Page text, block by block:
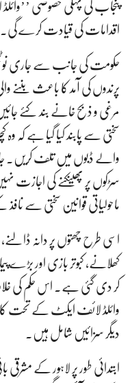
پنجاب کی پہلی خصوصی
اقدامات کی قیادت کرے گی۔
حکومت کی جانب سے جاری
پرندوں کی آمد کا باعث بننے
مرغی و ذبح خانے بند کئے
سختی سے پابند کیا گیا ہے کہ
والے ڈبوں میں تلف کریں۔
سڑکوں پر پھینکنے کی اجازت
ماحولیاتی قوانین سختی سے
اسی طرح چھتوں پر دانہ
کھلانے، کبوتر بازی اور بڑے
کر دی گئی ہے۔ اس حکم کی
وائلڈ لائف ایکٹ کے تحت
دیگر سزائیں شامل ہیں۔
ابتدائی طور پر لاہور کے